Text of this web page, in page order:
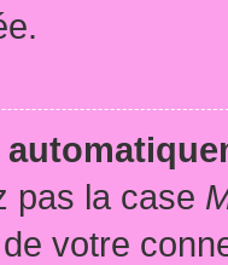
pas la case
votre